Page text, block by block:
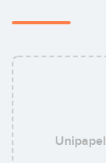
Unipapel